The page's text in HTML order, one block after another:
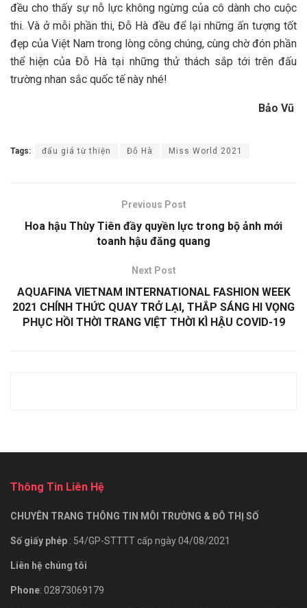
đều cho thấy sự nỗ lực không ngừng của cô dành cho cuộc
thi. Và ở mỗi phần thi, Đỗ Hà đều để lại những ấn tượng tốt
đẹp của Việt Nam trong lòng công chúng, cùng chờ đón phần
thể hiện của Đỗ Hà tại những thử thách sắp tới trên đấu
trường nhan sắc quốc tế này nhé!
Bảo Vũ
Tags: đấu giá từ thiện Đỗ Hà Miss World 2021
Previous Post
Hoa hậu Thùy Tiên đầy quyền lực trong bộ ảnh mới
toanh hậu đăng quang
Next Post
AQUAFINA VIETNAM INTERNATIONAL FASHION WEEK
2021 CHÍNH THỨC QUAY TRỞ LẠI, THẮP SÁNG HI VỌNG
PHỤC HỒI THỜI TRANG VIỆT THỜI KÌ HẬU COVID-19
Thông Tin Liên Hệ
CHUYÊN TRANG THÔNG TIN MÔI TRƯỜNG & ĐÔ THỊ SỐ
Số giấy phép : 54/GP-STTTT cấp ngày 04/08/2021
Liên hệ chúng tôi
Phone: 02873069179